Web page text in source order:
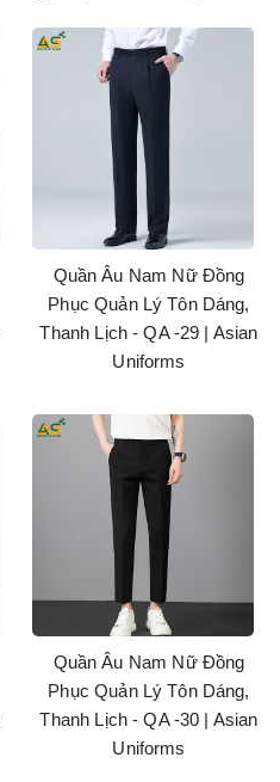
Quần Âu Nam Nữ Đồng
Phục Quản Lý Tôn Dáng,
Thanh Lịch - QA -29 | Asian
Uniforms
Quần Âu Nam Nữ Đồng
Phục Quản Lý Tôn Dáng,
Thanh Lịch - QA -30 | Asian
Uniforms